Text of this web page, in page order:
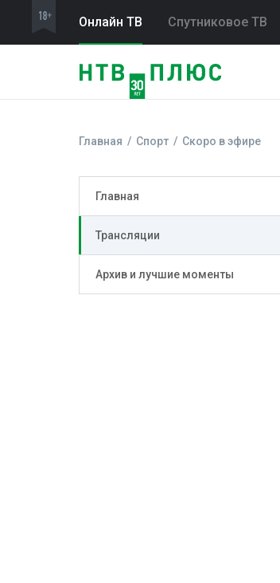
Онлайн ТВ Спутниковое ТВ
Главная Спорт Скоро в эфире
Главная
Трансляции
Архив и лучшие моменты